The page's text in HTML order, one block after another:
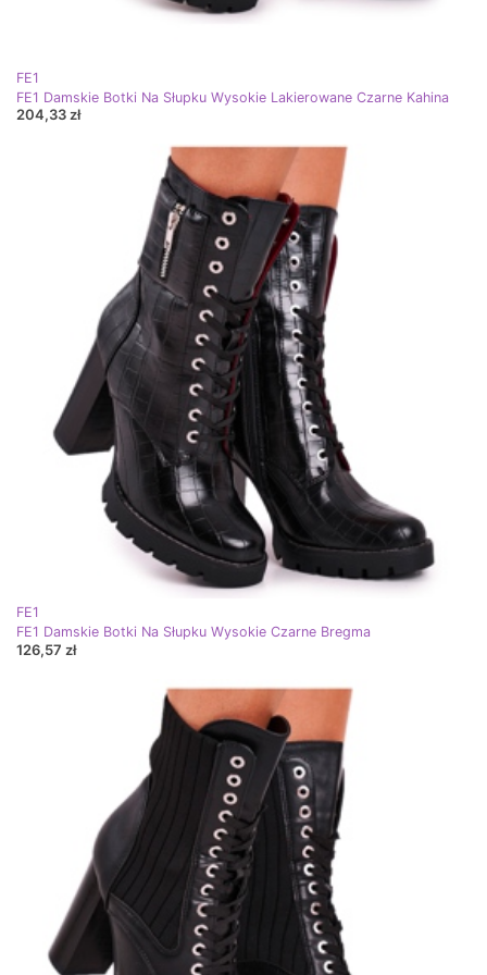
FE1
FE1 Damskie Botki Na Słupku Wysokie Lakierowane Czarne Kahina
204,33 zł
FE1
FE1 Damskie Botki Na Słupku Wysokie Czarne Bregma
126,57 zł